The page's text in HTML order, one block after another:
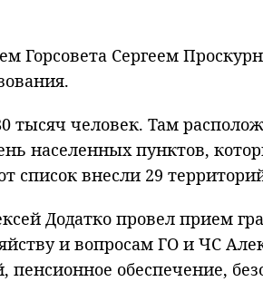
Горсовета Сергеем
тысяч человек. Там
населенных пунктов,
список внесли 29
Додатко провел прием
и вопросам ГО и ЧС
обеспечение,